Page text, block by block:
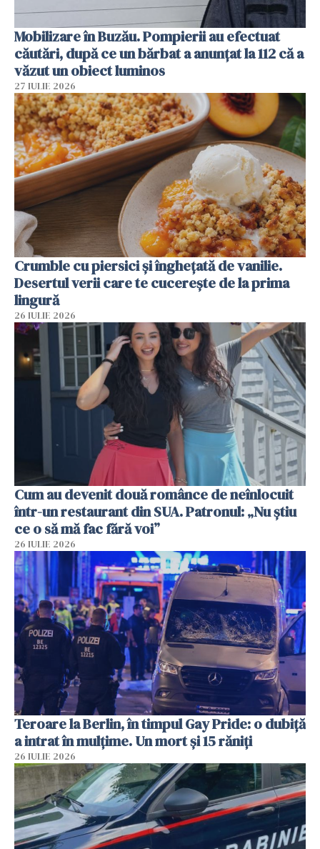
Mobilizare în Buzău. Pompierii au efectuat
căutări, după ce un bărbat a anunțat la 112 că a
văzut un obiect luminos
27 IULIE 2026
Crumble cu piersici și înghețată de vanilie.
Desertul verii care te cucerește de la prima
lingură
26 IULIE 2026
Cum au devenit două românce de neînlocuit
într-un restaurant din SUA. Patronul: „Nu știu
ce o să mă fac fără voi”
26 IULIE 2026
Teroare la Berlin, în timpul Gay Pride: o dubiță
a intrat în mulțime. Un mort și 15 răniți
26 IULIE 2026